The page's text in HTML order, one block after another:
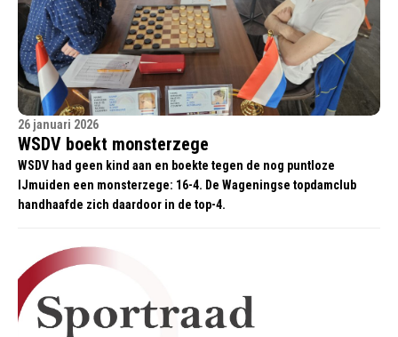
26 januari 2026
WSDV boekt monsterzege
WSDV had geen kind aan en boekte tegen de nog puntloze
IJmuiden een monsterzege: 16-4. De Wageningse topdamclub
handhaafde zich daardoor in de top-4.